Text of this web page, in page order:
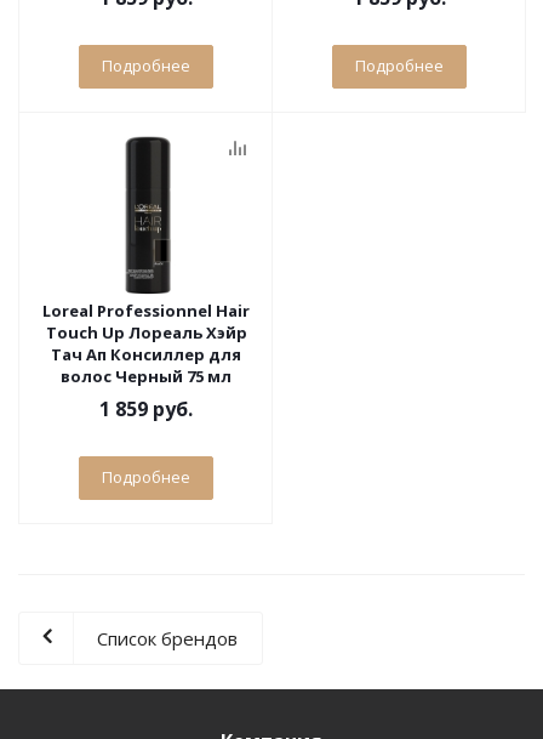
Подробнее Подробнее
Loreal Professionnel Hair
Touch Up Лореаль Хэйр
Тач Ап Консиллер для
волос Черный 75 мл
1 859 руб.
Подробнее
Список брендов